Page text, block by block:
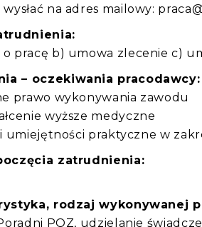
wysłać na adres mailowy:
o pracę b) umowa zlecenie c)
– oczekiwania pracodawcy:
prawo wykonywania zawodu
wyższe medyczne
umiejętności praktyczne w
zatrudnienia:
rodzaj wykonywanej
POZ, udzielanie